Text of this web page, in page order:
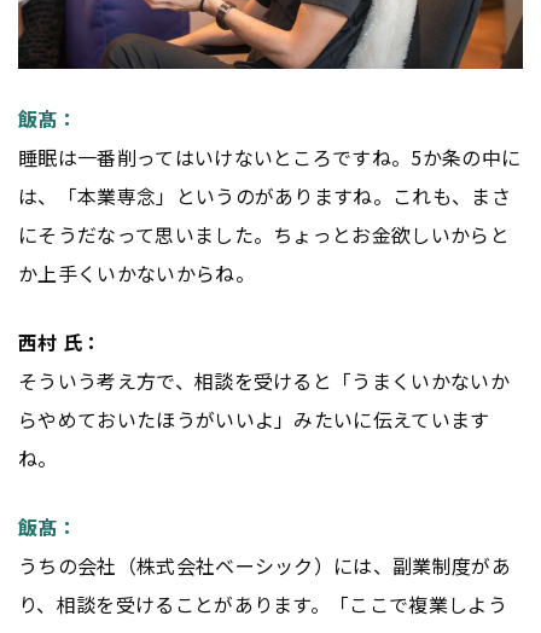
飯髙：
睡眠は一番削ってはいけないところですね。5か条の中に
は、「本業専念」というのがありますね。これも、まさ
にそうだなって思いました。ちょっとお金欲しいからと
か上手くいかないからね。
西村 氏：
そういう考え方で、相談を受けると「うまくいかないか
らやめておいたほうがいいよ」みたいに伝えています
ね。
飯髙：
うちの会社（株式会社ベーシック）には、副業制度があ
り、相談を受けることがあります。「ここで複業しよう